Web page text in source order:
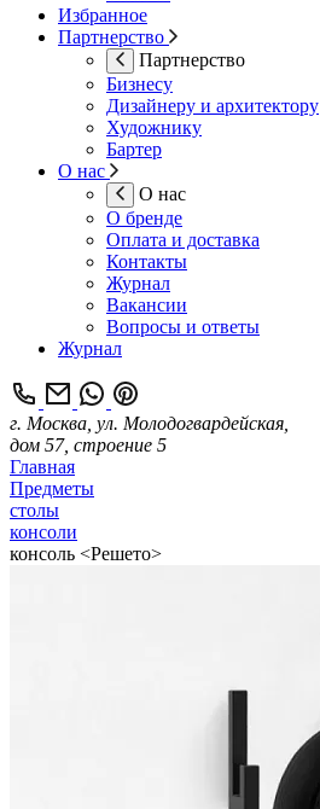
Избранное
Партнерство
Партнерство
Бизнесу
Дизайнеру и архитектору
Художнику
Бартер
О нас
О нас
О бренде
Оплата и доставка
Контакты
Журнал
Вакансии
Вопросы и ответы
Журнал
г. Москва, ул. Молодогвардейская,
дом 57, строение 5
Главная
Предметы
столы
консоли
консоль <Решето>